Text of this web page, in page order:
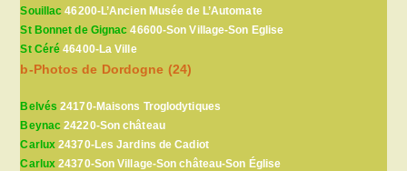
Souillac 46200-L’Ancien Musée de L’Automate
St Bonnet de Gignac 46600-Son Village-Son Eglise
St Céré 46400-La Ville
b-Photos de Dordogne (24)
Belvés 24170-Maisons Troglodytiques
Beynac 24220-Son château
Carlux 24370-Les Jardins de Cadiot
Carlux 24370-Son Village-Son château-Son Église